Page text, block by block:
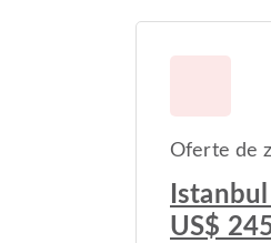
Oferte de
US$